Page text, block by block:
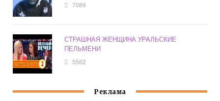
7089
СТРАШНАЯ ЖЕНЩИНА УРАЛЬСКИЕ
ПЕЛЬМЕНИ
5562
Реклама